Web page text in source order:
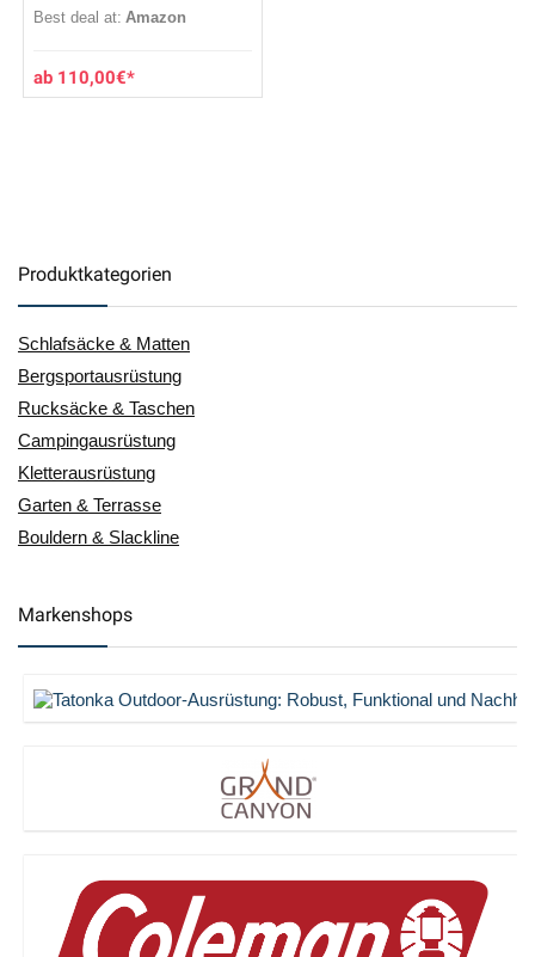
Best deal at: Amazon
110,00€
Produktkategorien
Schlafsäcke & Matten
Bergsportausrüstung
Rucksäcke & Taschen
Campingausrüstung
Kletterausrüstung
Garten & Terrasse
Bouldern & Slackline
Markenshops